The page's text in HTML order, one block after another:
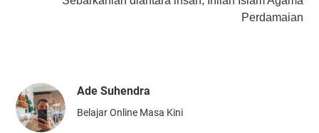
Perdamaian
Ade Suhendra
Belajar Online Masa Kini